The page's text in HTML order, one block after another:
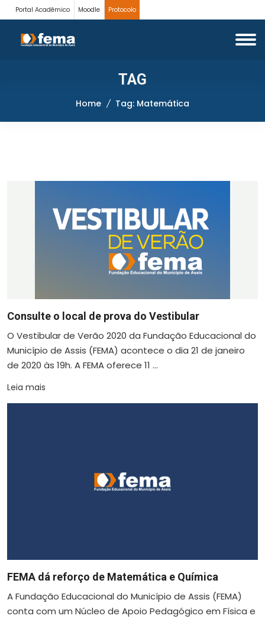
Portal Acadêmico Moodle Protocolo
TAG
Home Tag: Matemática
Consulte o local de prova do Vestibular
O Vestibular de Verão 2020 da Fundação Educacional do
Município de Assis (FEMA) acontece o dia 21 de janeiro
de 2020 às 19h. A FEMA oferece 11 ...
Leia mais
FEMA dá reforço de Matemática e Química
A Fundação Educacional do Município de Assis (FEMA)
conta com um Núcleo de Apoio Pedagógico em Física e